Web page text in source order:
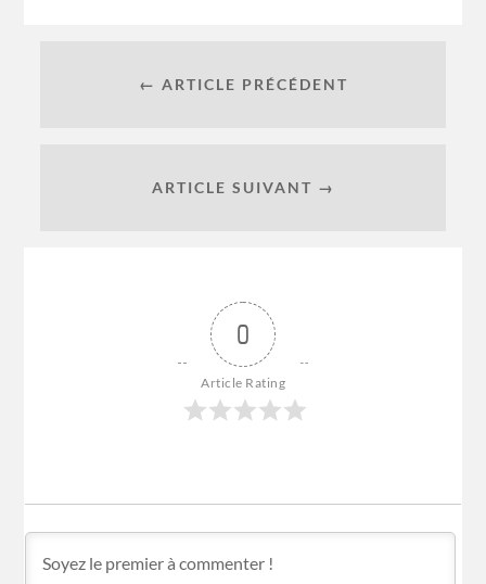
← ARTICLE PRÉCÉDENT
ARTICLE SUIVANT →
0
Article Rating